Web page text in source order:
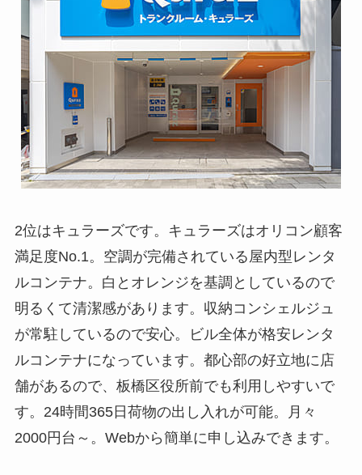
2位はキュラーズです。キュラーズはオリコン顧客
満足度No.1。空調が完備されている屋内型レンタ
ルコンテナ。白とオレンジを基調としているので
明るくて清潔感があります。収納コンシェルジュ
が常駐しているので安心。ビル全体が格安レンタ
ルコンテナになっています。都心部の好立地に店
舗があるので、板橋区役所前でも利用しやすいで
す。24時間365日荷物の出し入れが可能。月々
2000円台～。Webから簡単に申し込みできます。